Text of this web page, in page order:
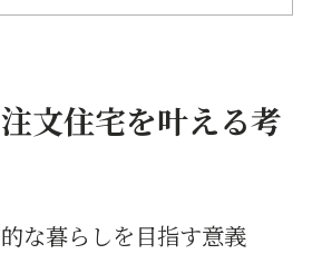
叶える家族の団らん空間づくり
快適性を高める設計ポイント
文住宅を叶える考
な暮らしを目指す意義